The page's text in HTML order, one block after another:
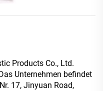
Products Co., Ltd.
Unternehmen befindet
17, Jinyuan Road,